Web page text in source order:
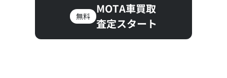
無料
MOTA車買取
査定スタート